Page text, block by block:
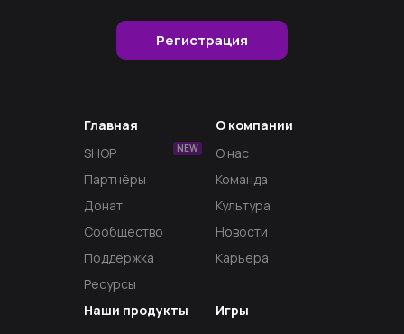
Регистрация
Главная
SHOP
NEW
Партнёры
Донат
Сообщество
Поддержка
Ресурсы
Наши продукты
Игры
О компании
О нас
Команда
Культура
Новости
Карьера